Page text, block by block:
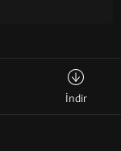
İndir